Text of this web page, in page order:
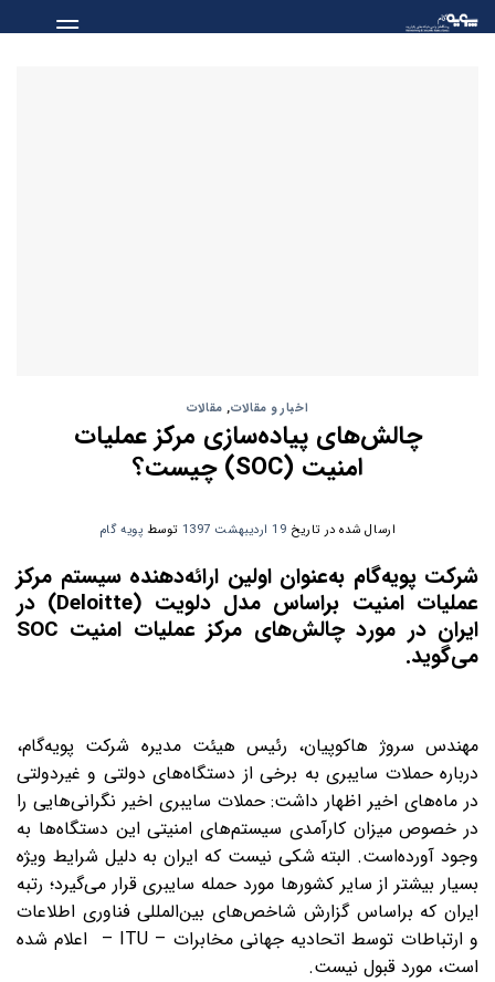
Skip
to
اخبار و مقالات, مقالات
چالش‌های پیاده‌سازی مرکز عملیات
امنیت (SOC) چیست؟
ارسال شده در تاریخ 19 اردیبهشت 1397 توسط پویه گام
شرکت پویه‌گام به‌عنوان اولین ارائه‌دهنده سیستم مرکز
عملیات امنیت براساس مدل دلویت (Deloitte) در
ایران در مورد چالش‌های مرکز عملیات امنیت SOC
می‌گوید.
مهندس سروژ هاکوپیان، رئیس هیئت مدیره شرکت پویه‌گام،
درباره حملات سایبری به برخی از دستگاه‌های دولتی و غیردولتی
در ماه‌های اخیر اظهار داشت: حملات سایبری اخیر نگرانی‌هایی را
در خصوص میزان کارآمدی سیستم‌های امنیتی این دستگاه‌ها به
‌وجود آورده‌است. البته شکی نیست که ایران به دلیل شرایط ویژه
بسیار بیشتر از سایر کشورها مورد حمله سایبری قرار می‌گیرد؛ رتبه
ایران که براساس گزارش شاخص‌های بین‌المللی فناوری اطلاعات
و ارتباطات توسط اتحادیه جهانی مخابرات – ITU – اعلام شده
‌است، مورد قبول نیست.